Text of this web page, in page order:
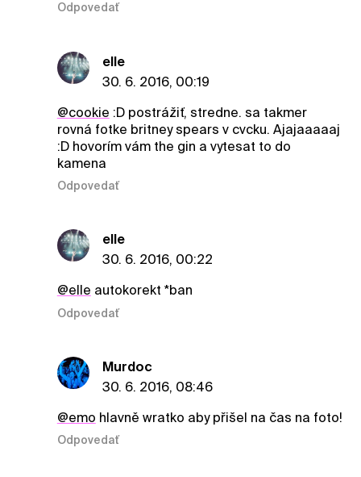
Odpovedať
elle
30. 6. 2016, 00:19
@cookie :D postrážiť, stredne. sa takmer
rovná fotke britney spears v cvcku. Ajajaaaaaj
:D hovorím vám the gin a vytesat to do
kamena
Odpovedať
elle
30. 6. 2016, 00:22
@elle autokorekt *ban
Odpovedať
Murdoc
30. 6. 2016, 08:46
@emo hlavně wratko aby přišel na čas na foto!
Odpovedať